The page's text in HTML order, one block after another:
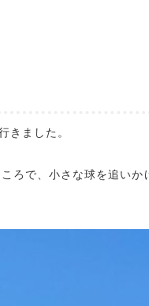
ました。
ろで、小さな球を追い